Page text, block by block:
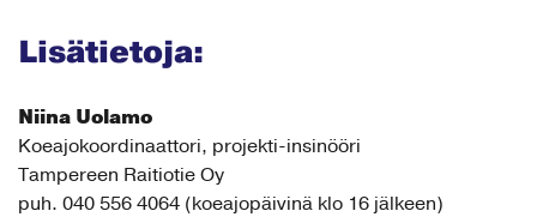
Lisätietoja:
Niina Uolamo
Koeajokoordinaattori, projekti-insinööri
Tampereen Raitiotie Oy
puh. 040 556 4064 (koeajopäivinä klo 16 jälkeen)